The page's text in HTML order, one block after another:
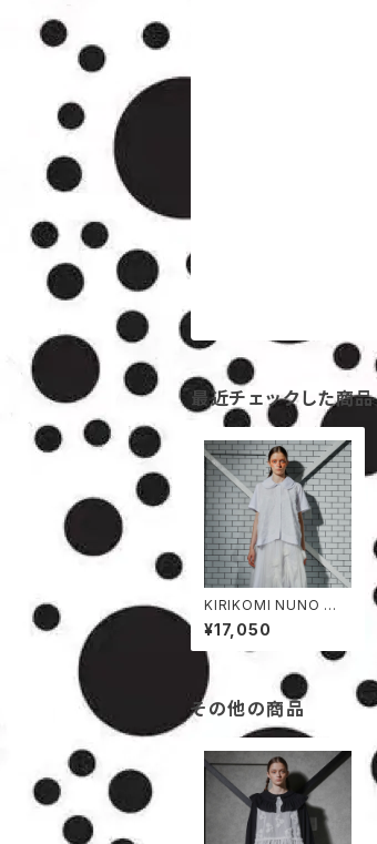
最近チェックした商品
KIRIKOMI NUNO 半
袖シャツ
¥17,050
その他の商品